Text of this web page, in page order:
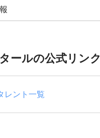
ールの公式リンク
レント一覧